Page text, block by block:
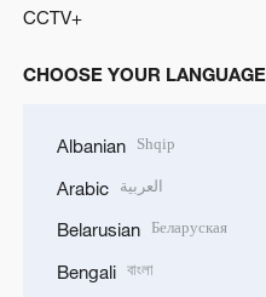
CCTV+
CHOOSE YOUR LANGUAGE
Albanian Shqip
Arabic العربية
Belarusian Беларуская
Bengali বাংলা